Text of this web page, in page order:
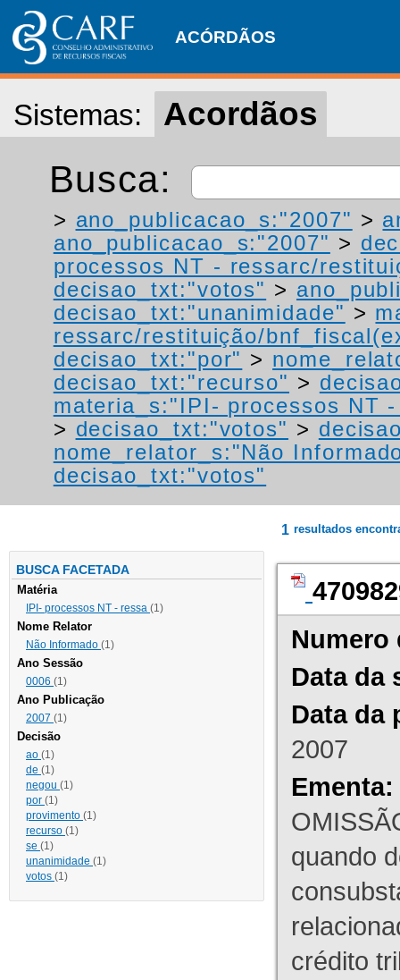
ACÓRDÃOS
Sistemas: Acordãos
Busca:
> ano_publicacao_s:"2007" >
ano_publicacao_s:"2007" >
processos NT - ressarc/
decisao_txt:"votos" >
decisao_txt:"unanimidade" >
ressarc/restituição/
decisao_txt:"por" >
decisao_txt:"recurso" >
materia_s:"IPI- processos NT
> decisao_txt:"votos" >
nome_relator_s:"Não
decisao_txt:"votos"
BUSCA FACETADA
Matéria
IPI- processos NT - ressa (1)
Nome Relator
Não Informado (1)
Ano Sessão
0006 (1)
Ano Publicação
2007 (1)
Decisão
ao (1)
de (1)
negou (1)
por (1)
provimento (1)
recurso (1)
se (1)
unanimidade (1)
votos (1)
1 resultados
Numero
Data da
Data da
2007
Ementa:
quando
crédito